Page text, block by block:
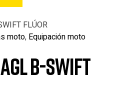
moto, Equipación moto
B-SWIFT